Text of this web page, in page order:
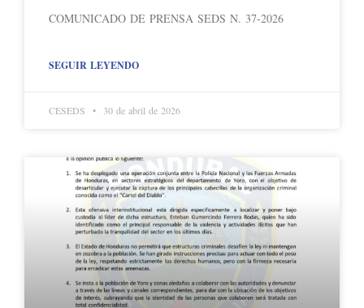
COMUNICADO DE PRENSA SEDS N. 37-2026
SEGUIR LEYENDO
CESEDS 30 de abril de 2026